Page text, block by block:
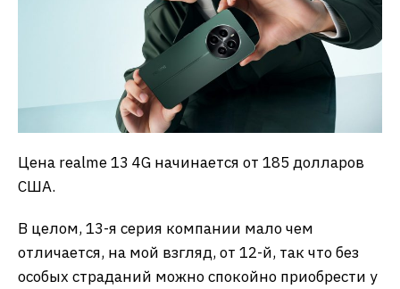
Цена realme 13 4G начинается от 185 долларов
США.
В целом, 13-я серия компании мало чем
отличается, на мой взгляд, от 12-й, так что без
особых страданий можно спокойно приобрести у